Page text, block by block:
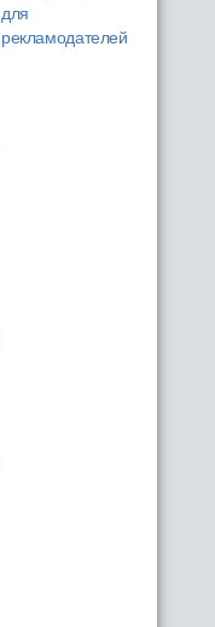
для
рекламодателей